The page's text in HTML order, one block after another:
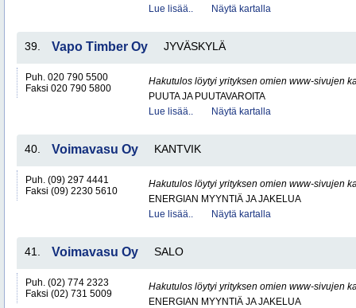
Lue lisää..
Näytä kartalla
39. Vapo Timber Oy JYVÄSKYLÄ
Puh. 020 790 5500
Faksi 020 790 5800
Hakutulos löytyi yrityksen omien www-sivujen
PUUTA JA PUUTAVAROITA
Lue lisää..
Näytä kartalla
40. Voimavasu Oy KANTVIK
Puh. (09) 297 4441
Faksi (09) 2230 5610
Hakutulos löytyi yrityksen omien www-sivujen
ENERGIAN MYYNTIÄ JA JAKELUA
Lue lisää..
Näytä kartalla
41. Voimavasu Oy SALO
Puh. (02) 774 2323
Faksi (02) 731 5009
Hakutulos löytyi yrityksen omien www-sivujen
ENERGIAN MYYNTIÄ JA JAKELUA